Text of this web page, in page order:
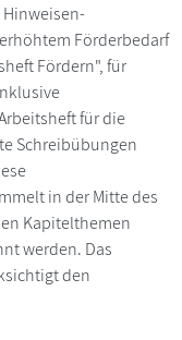
Förderbedarf
Fördern", für
für die
Schreibübungen
in der Mitte des
Kapitelthemen
werden. Das
den